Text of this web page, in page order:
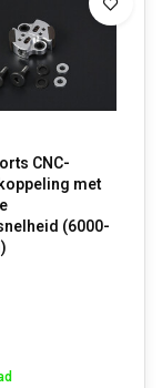
CNC-
met
(6000-